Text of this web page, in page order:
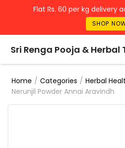
Flat Rs. 60 per kg delivery
SHOP
Sri Renga Pooja & Herbal
Home / Categories / Herbal
Nerunjil Powder Annai Aravindh